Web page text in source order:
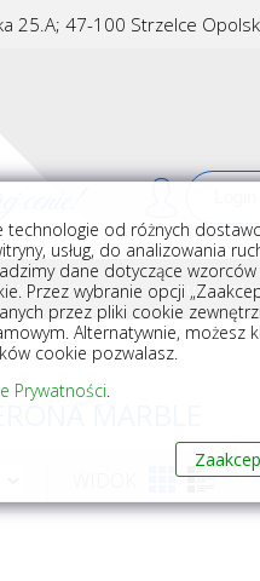
25.A; 47-100 Strzelce
Wyposażenie Armatura i
MARBLE
od różnych
usług, do analizowania
dane dotyczące wzorców
Przez wybranie opcji
przez pliki cookie
Alternatywnie, możesz
cookie pozwalasz.
Prywatności.